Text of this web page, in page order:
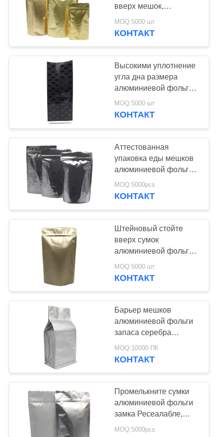
поли
почтоотправители
пузыря
мешки fibc
навальные
10
мешки кофе
упаковывая
ресеалабле
упаковывая сумки
вверх мешок,
алюминиевое
предохранение от
MOQ:5000 шт
КОНТАКТ
Высокими уплотнение
угла дна размера
алюминиевой фольги
барьера подгонянное
мешками
MOQ:5000 шт
КОНТАКТ
Аттестованная
упаковка еды мешков
алюминиевой фольги
качества еды с
Ресеалабле молнией
MOQ:5000pcs
КОНТАКТ
Штейновый стойте
вверх сумок
алюминиевой фольги
молнии упаковка
медицины Ресеалабле
MOQ:5000 шт
КОНТАКТ
Барьер мешков
алюминиевой фольги
запаса серебра
упаковывая высокое
печатание разрешения
MOQ:10000 ПК
КОНТАКТ
Промелькните сумки
алюминиевой фольги
замка Ресеалабле,
мешки еды фольги для
MOQ:5000pcs